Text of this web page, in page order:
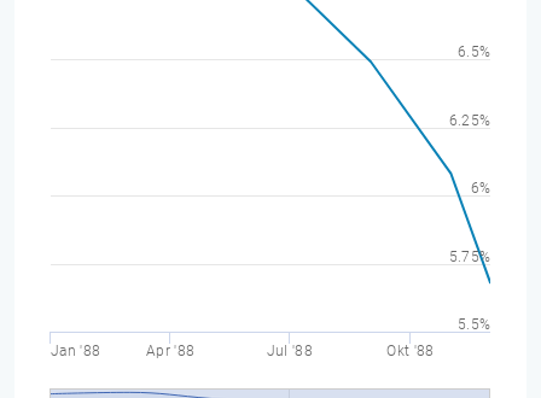
Jan '88 Apr '88 Jul '88 Okt '88
5.5%
5.75%
6%
6.25%
6.5%